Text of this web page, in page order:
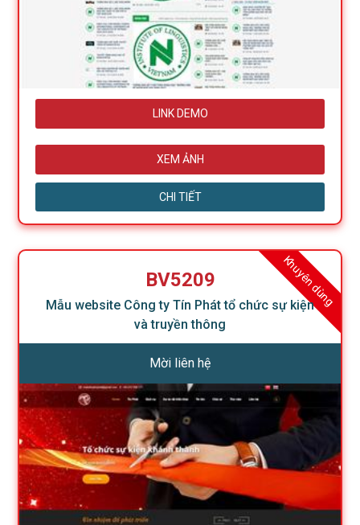
LINK DEMO
XEM ẢNH
CHI TIẾT
Khuyên dùng
BV5209
Mẫu website Công ty Tín Phát tổ chức sự kiện
và truyền thông
Mời liên hệ